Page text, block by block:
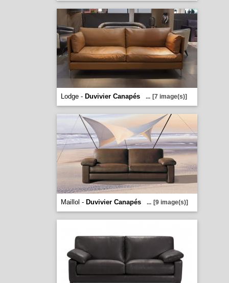
Lodge - Duvivier Canapés ... [7 image(s)]
Maillol - Duvivier Canapés ... [9 image(s)]